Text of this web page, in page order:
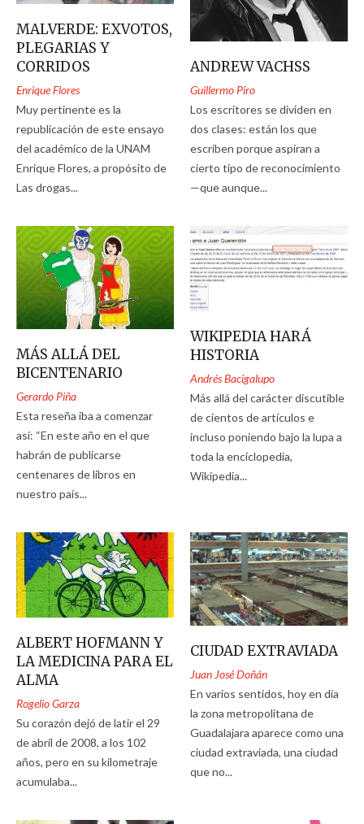
MALVERDE: EXVOTOS,
PLEGARIAS Y
CORRIDOS
Enrique Flores
Muy pertinente es la
republicación de este ensayo
del académico de la UNAM
Enrique Flores, a propósito de
Las drogas...
ANDREW VACHSS
Guillermo Piro
Los escritores se dividen en
dos clases: están los que
escriben porque aspiran a
cierto tipo de reconocimiento
—que aunque...
MÁS ALLÁ DEL
BICENTENARIO
Gerardo Piña
Esta reseña iba a comenzar
así: “En este año en el que
habrán de publicarse
centenares de libros en
nuestro país...
WIKIPEDIA HARÁ
HISTORIA
Andrés Bacigalupo
Más allá del carácter discutible
de cientos de artículos e
incluso poniendo bajo la lupa a
toda la enciclopedia,
Wikipedia...
ALBERT HOFMANN Y
LA MEDICINA PARA EL
ALMA
Rogelio Garza
Su corazón dejó de latir el 29
de abril de 2008, a los 102
años, pero en su kilometraje
acumulaba...
CIUDAD EXTRAVIADA
Juan José Doñán
En varios sentidos, hoy en día
la zona metropolitana de
Guadalajara aparece como una
ciudad extraviada, una ciudad
que no...